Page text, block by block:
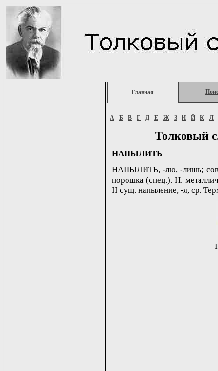
Главная
А Б В Г Д Е Ж З И Й К Л
Толковый
НАПЫЛИТЬ
НАПЫЛИТЬ, -лю, -лишь; сов.
порошка (спец.). Н.
II сущ. напыление, -я, ср.